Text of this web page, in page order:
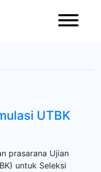
UTBK
prasarana Ujian
untuk Seleksi